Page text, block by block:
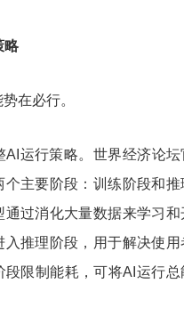
略
在必行。
AI运行策略。世界经济论
个主要阶段：训练阶段和
通过消化大量数据来学习
入推理阶段，用于解决使用
段限制能耗，可将AI运行总